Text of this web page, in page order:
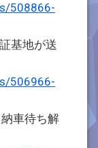
508866-
基地が送
506966-
車待ち解